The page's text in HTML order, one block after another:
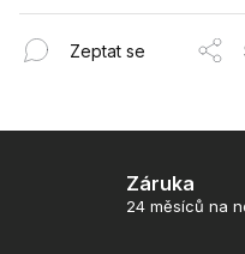
Zeptat se
Záruka
24 měsíců na